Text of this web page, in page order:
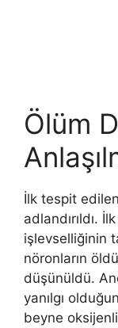
Ölüm
İlk tespit
adlandırıldı.
işlevselliğinin
nöronların
düşünüldü.
yanılgı
beyne oksijenli